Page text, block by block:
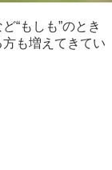
“もしも”のとき
も増えてきてい